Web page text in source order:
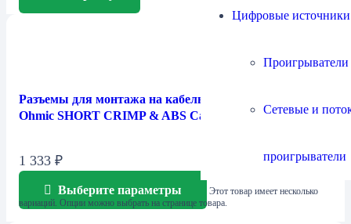
Цифровые источники
Сетевые и
проигрыватели
Разъемы для монтажа на кабель Chord Company
Ohmic SHORT CRIMP & ABS Cap
1 333 ₽
Выберите параметры
Этот товар имеет несколько
вариаций. Опции можно выбрать на странице товара.